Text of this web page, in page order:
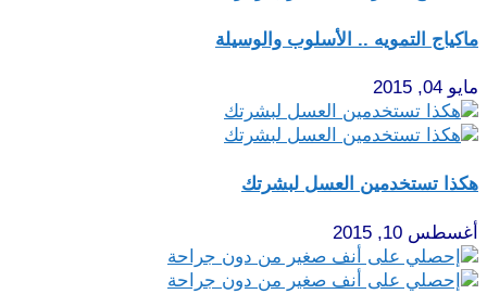
ماكياج التمويه .. الأسلوب والوسيلة
مايو 04, 2015
هكذا تستخدمين العسل لبشرتك
أغسطس 10, 2015